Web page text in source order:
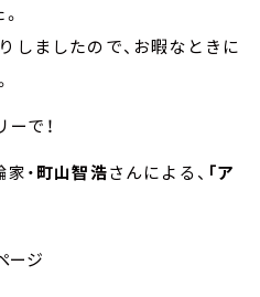
しましたので、お暇なときに
で！
・町山智浩さんによる、 「ア